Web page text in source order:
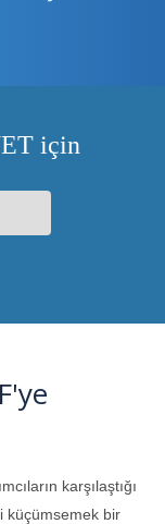
için
karşılaştığı
küçümsemek bir